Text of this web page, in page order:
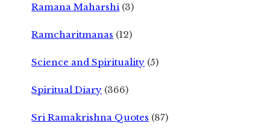
Ramana Maharshi (3)
Ramcharitmanas (12)
Science and Spirituality (5)
Spiritual Diary (366)
Sri Ramakrishna Quotes (87)